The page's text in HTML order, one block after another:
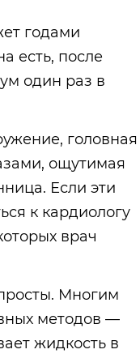
годами
есть, после
один раз в
головная
ощутимая
Если эти
к кардиологу
врач
Многим
методов —
жидкость в